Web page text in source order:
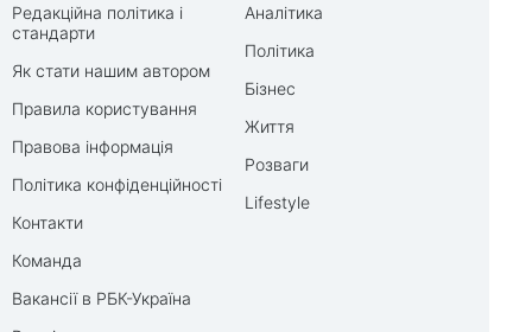
Редакційна політика і
стандарти
Як стати нашим автором
Правила користування
Правова інформація
Політика конфіденційності
Контакти
Команда
Вакансії в РБК-Україна
Аналітика
Політика
Бізнес
Життя
Розваги
Lifestyle